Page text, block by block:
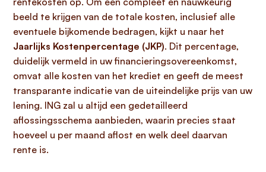
beeld te krijgen van de totale kosten, inclusief alle
eventuele bijkomende bedragen, kijkt u naar het
Jaarlijks Kostenpercentage (JKP). Dit percentage,
duidelijk vermeld in uw financieringsovereenkomst,
omvat alle kosten van het krediet en geeft de meest
transparante indicatie van de uiteindelijke prijs van uw
lening. ING zal u altijd een gedetailleerd
aflossingsschema aanbieden, waarin precies staat
hoeveel u per maand aflost en welk deel daarvan
rente is.